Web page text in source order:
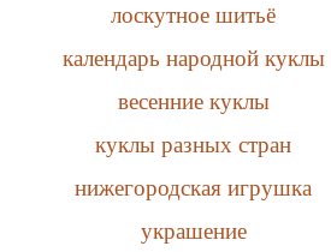
лоскутное шитьё
календарь народной куклы
весенние куклы
куклы разных стран
нижегородская игрушка
украшение